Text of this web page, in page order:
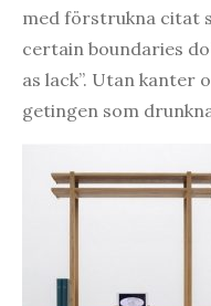
med förstrukna citat
certain boundaries
as lack”. Utan kanter
getingen som